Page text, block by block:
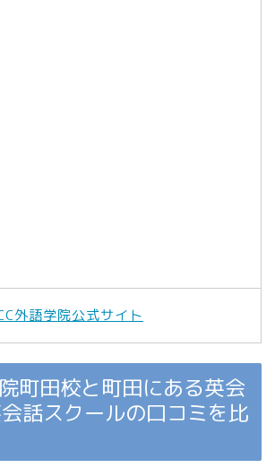
外語学院公式サイト
町田校と町田にある英会
話スクールの口コミを比